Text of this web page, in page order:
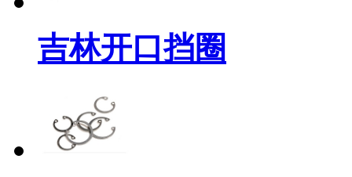
吉林开口挡圈